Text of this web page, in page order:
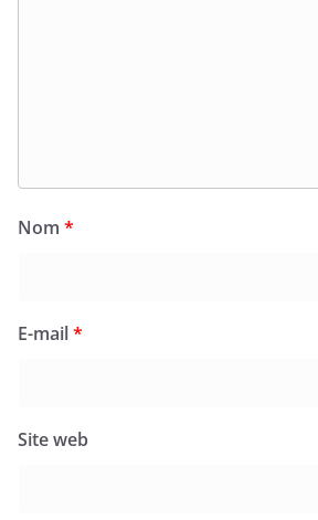
Nom *
E-mail*
Site web